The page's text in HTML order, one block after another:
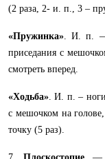
(2 раза, 2- и. п., 3 –
«Пружинка». И. п. —
приседания с
смотреть вперед.
«Ходьба». И. п. –
с мешочком на голове,
точку (5 раз).